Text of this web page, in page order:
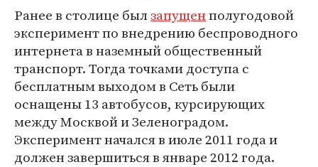
Ранее в столице былзапущенполугодовой
эксперимент по внедрению беспроводного
интернета в наземный общественный
транспорт. Тогда точками доступа с
бесплатным выходом в Сеть были
оснащены 13 автобусов, курсирующих
между Москвой и Зеленоградом.
Эксперимент начался в июле 2011 года и
должен завершиться в январе 2012 года.